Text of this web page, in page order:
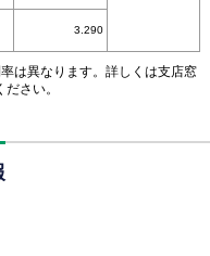
3.290
は異なります。詳しくは支店窓
さい。